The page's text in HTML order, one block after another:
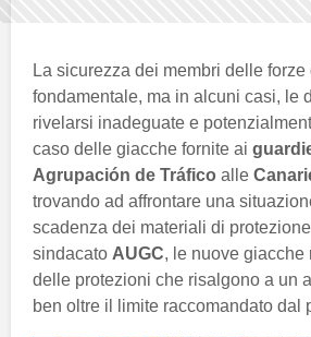
La sicurezza dei membri delle forze
fondamentale, ma in alcuni casi, le
rivelarsi inadeguate e
caso delle giacche fornite ai
Agrupación de Tráfico alle
trovando ad affrontare una
scadenza dei materiali di
sindacato AUGC, le nuove giacche
delle protezioni che risalgono a un
ben oltre il limite raccomandato dal